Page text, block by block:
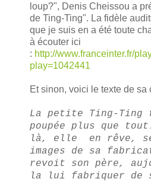
loup?", Denis Cheissou a
de Ting-Ting". La fidèle
que je suis en a été toute
à écouter ici
: http://www.franceinter.fr/
play=1042441
Et sinon, voici le texte de sa
La petite Ting-Ting
poupée plus que
là, elle en rêve,
images de sa
revoit son père,
la lui fabriquer de